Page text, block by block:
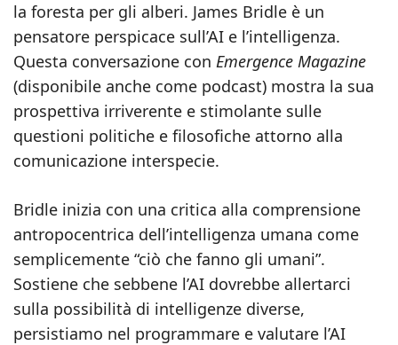
la foresta per gli alberi. James Bridle è un
pensatore perspicace sull’AI e l’intelligenza.
Questa conversazione con Emergence Magazine
(disponibile anche come podcast) mostra la sua
prospettiva irriverente e stimolante sulle
questioni politiche e filosofiche attorno alla
comunicazione interspecie.
Bridle inizia con una critica alla comprensione
antropocentrica dell’intelligenza umana come
semplicemente “ciò che fanno gli umani”.
Sostiene che sebbene l’AI dovrebbe allertarci
sulla possibilità di intelligenze diverse,
persistiamo nel programmare e valutare l’AI